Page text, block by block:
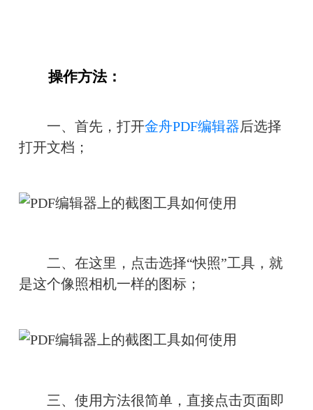
操作方法：
一、首先，打开金舟PDF编辑器后选择
打开文档；
二、在这里，点击选择“快照”工具，就
是这个像照相机一样的图标；
三、使用方法很简单，直接点击页面即